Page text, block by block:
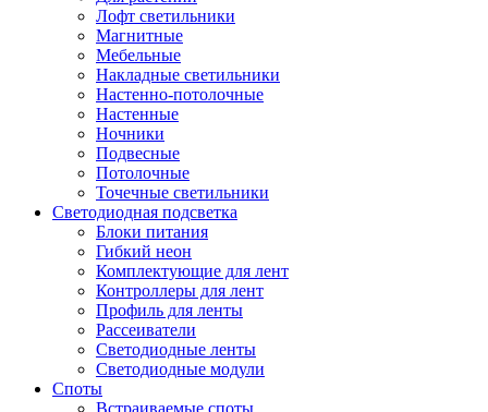
Лофт светильники
Магнитные
Мебельные
Накладные светильники
Настенно-потолочные
Настенные
Ночники
Подвесные
Потолочные
Точечные светильники
Светодиодная подсветка
Блоки питания
Гибкий неон
Комплектующие для лент
Контроллеры для лент
Профиль для ленты
Рассеиватели
Светодиодные ленты
Светодиодные модули
Споты
Встраиваемые споты